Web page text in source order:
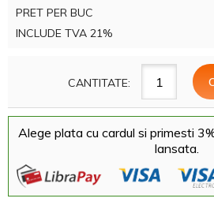
PRET PER BUC
INCLUDE TVA 21%
CANTITATE:
Alege plata cu cardul si primesti
lansata.